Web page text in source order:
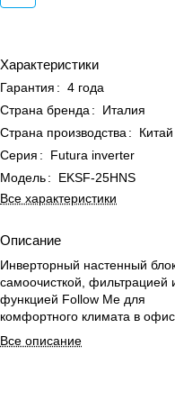
Характеристики
Гарантия : 4 года
Страна бренда :
Италия
Страна производства :
Китай
Серия :
Futura inverter
Модель:
EKSF-25HNS
Все характеристики
Описание
Инверторный настенный
самоочисткой, фильтрацией
функцией Follow Me для
комфортного климата в
или доме.
Все описание